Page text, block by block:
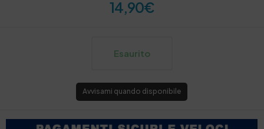
14,90€
Esaurito
Avvisami quando disponibile